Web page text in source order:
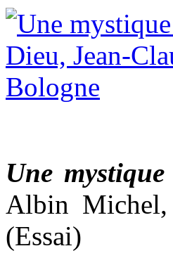
Une
Albin
(Essai)